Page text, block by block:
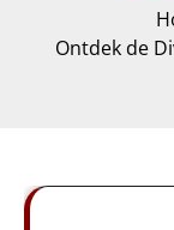
Ontdek de